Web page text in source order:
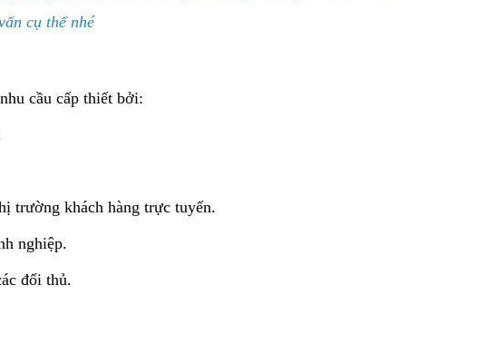
cụ thể nhé
cầu cấp thiết bởi:
trường khách hàng trực tuyến.
nghiệp.
đối thủ.